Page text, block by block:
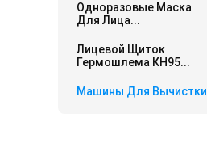
Одноразовые Маска
Для Лица...
Лицевой Щиток
Гермошлема КН95...
Машины Для Вычистки